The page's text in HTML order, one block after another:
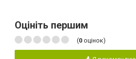
Оцініть першим
(0 оцінок)